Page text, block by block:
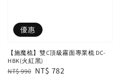
優惠
【施魔梳】雙C頂級霧面專業梳 DC-
HBK(火紅黑)
Regular
NT$ 990 Sale
NT$ 782